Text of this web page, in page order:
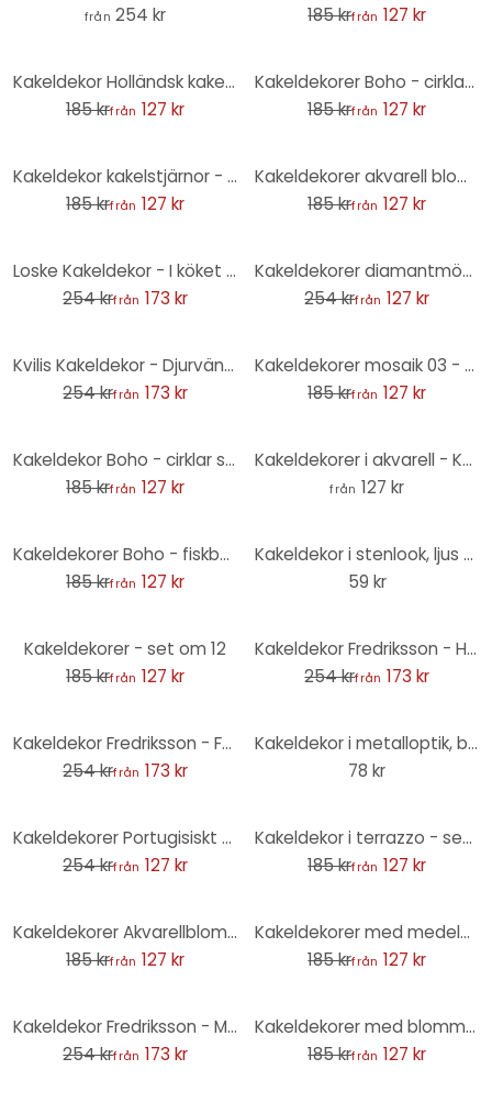
från 254 kr
185 krfrån 127 kr
Kakeldekor Holländsk kakelblomma - set om 12
185 krfrån 127 kr
Kakeldekorer Boho - cirklar cappuccino rödbrun antracit - set om 12
185 krfrån 127 kr
Kakeldekor kakelstjärnor - set om 12
185 krfrån 127 kr
Kakeldekorer akvarell blomsterbuketter - set om 12
185 krfrån 127 kr
Loske Kakeldekor - I köket - uppsättning om 12
254 krfrån 173 kr
Kakeldekorer diamantmönster turkosrosa - Treechild - set om 12
254 krfrån 127 kr
Kvilis Kakeldekor - Djurvänner i skogen - set om 12
254 krfrån 173 kr
Kakeldekorer mosaik 03 - set om 12
185 krfrån 127 kr
Kakeldekor Boho - cirklar sol gul antracit - set om 12
185 krfrån 127 kr
Kakeldekorer i akvarell - Korallblomma - set om 12
från 127 kr
Kakeldekorer Boho - fiskbensmönster cappuccino - set om 12
185 krfrån 127 kr
Kakeldekor i stenlook, ljus terrazzo - Foliera Möbler, Stänkpanel, badrumsfolie
59 kr
Kakeldekorer - set om 12
185 krfrån 127 kr
Kakeldekor Fredriksson - Hexagoner färgad pärlemor - Set om 12 st
254 krfrån 173 kr
Kakeldekor Fredriksson - Färgglad terrazzo - Set om 12
254 krfrån 173 kr
Kakeldekor i metalloptik, borstad antracit - Foliera Möbler, Stänkpanel, badrumsfolie
78 kr
Kakeldekorer Portugisiskt prov Azulejo - Treechild - Set om 12
254 krfrån 127 kr
Kakeldekor i terrazzo - set om 12
185 krfrån 127 kr
Kakeldekorer Akvarellblomma - Blå - Set om 12
185 krfrån 127 kr
Kakeldekorer med medelhavskomposition - set om 12
185 krfrån 127 kr
Kakeldekor Fredriksson - Mörkgrön smaragd - Set om 12
254 krfrån 173 kr
Kakeldekorer med blommor - set om 12
185 krfrån 127 kr